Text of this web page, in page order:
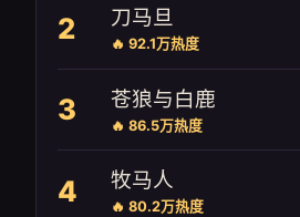
2 刀马旦
🔥 92.1万热度
3 苍狼与白鹿
🔥 86.5万热度
4 牧马人
🔥 80.2万热度